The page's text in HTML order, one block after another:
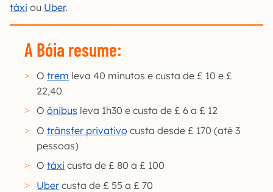
táxi ou Uber.
A Bóia resume:
O trem leva 40 minutos e custa de £ 10 e £
22,40
O ônibus leva 1h30 e custa de £ 6 a £ 12
O trânsfer privativo custa desde £ 170 (até 3
pessoas)
O táxi custa de £ 80 a £ 100
Uber custa de £ 55 a £ 70